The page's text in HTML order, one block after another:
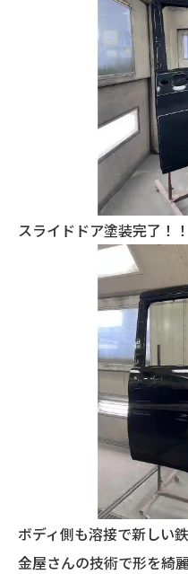
スライドドア塗装完了！！
ボディ側も溶接で新しい
金屋さんの技術で形を綺